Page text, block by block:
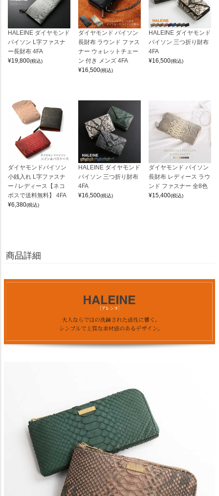
HALEINE ダイヤモンド
パイソン L字ファスナ
ー長財布 4FA
¥19,800(税込)
ダイヤモンド パイソン
長財布 ラウンド ファス
ナー ウォレットチェー
ン 付き メンズ 4FA
¥16,500(税込)
HALEINE ダイヤモンド
パイソン 三つ折り財布
4FA
¥16,500(税込)
ダイヤモンドパイソン
小銭入れ L字ファスナ
ー / レディース【ネコ
ポスで送料無料】 4FA
¥6,380(税込)
HALEINE ダイヤモンド
パイソン 三つ折り財布
4FA
¥16,500(税込)
ダイヤモンド パイソン
長財布 レディース ラウ
ンド ファスナー 全8色
¥15,400(税込)
商品詳細